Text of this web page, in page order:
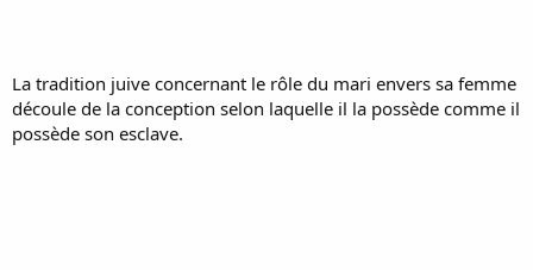
La tradition juive concernant le rôle du mari envers sa femme
découle de la conception selon laquelle il la possède comme il
possède son esclave.